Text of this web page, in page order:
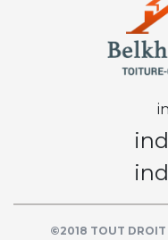
©2018 TOUT DROIT